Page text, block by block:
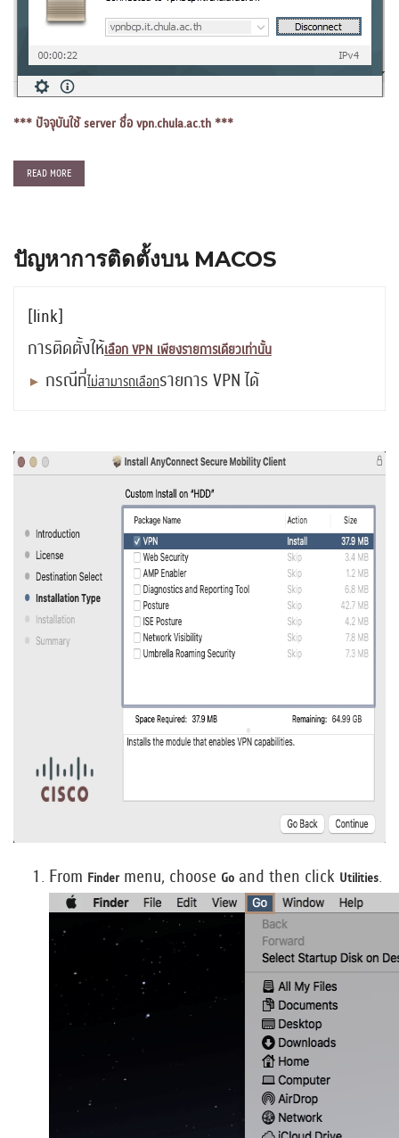
*** ปัจจุบันใช้ server ชื่อ vpn.chula.ac.th ***
READ MORE
ปัญหาการติดตั้งบน MACOS
[link]
การติดตั้งให้เลือก VPN เพียงรายการเดียวเท่านั้น
► กรณีที่ไม่สามารถเลือกรายการ VPN ได้
From Findermenu, choose Go and then click Utilities.